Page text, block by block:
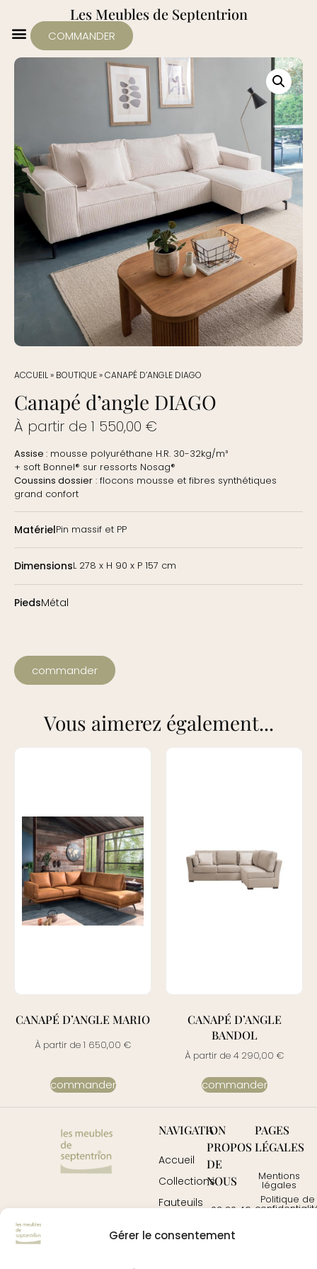
Gérer le consentement
Les Meubles de Septentrion
COMMANDER
ACCUEIL» BOUTIQUE»CANAPÉ D’ANGLE DIAGO
Canapé d’angle DIAGO
À partir de 1 550,00 €
Assise : mousse polyuréthane H.R. 30-32kg/m³
+ soft Bonnel® sur ressorts Nosag®
Coussins dossier : flocons mousse et fibres synthétiques
grand confort
MatérielPin massif et PP
DimensionsL 278 x H 90 x P 157 cm
PiedsMétal
commander
Vous aimerez également...
CANAPÉ D’ANGLE MARIO
À partir de 1 650,00 €
commander
CANAPÉ D’ANGLE
BANDOL
À partir de 4 290,00 €
commander
NAVIGATION
Accueil
Collections
Fauteuils
canapés
A
PROPOS
DE
NOUS
03 20 46
PAGES
LÉGALES
Mentions
légales
Politique de